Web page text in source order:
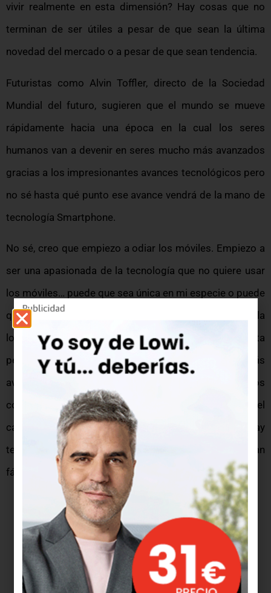
vivir realmente en esta dimensión? Hay cosas que no
terminan de ser útiles a pesar de que sean la última
novedad del mercado o a pesar de que sean tendencia.
Futuristas como Alvin Toffler, directo de la Sociedad
Mundial del futuro, sugieren que el mundo se mueve
rápidamente hacia una época en la cual los seres
humanos van a devenir en seres mucho más avanzados
gracias a los impresionantes avances tecnológicos pero
no sé hasta qué punto ese avance vendrá de la mano de
tecnología Smartphone.
No sé, creo que empiezo a odiar los móviles. Empiezo a
ser una apasionada de la tecnología que no quiere usar
los móviles… puede que sea única en mi especie o puede
que empiece a ver un poco con la razón y no con la
locura a la que nos mueves esta sociedad consumista
pero, sea como sea, creo que hay tecnología mucho más
avanzada y más interesante que la que todos
conocemos sólo que nos empeñamos en ir hacia el
camino de lo digital pasando por algo que hay
tecnología analógica que no debería ser descartada tan
fácilmente.